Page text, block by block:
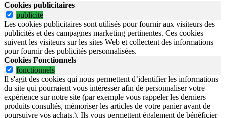
Cookies publicitaires
publicite
Les cookies publicitaires sont utilisés pour fournir aux visiteurs des
publicités et des campagnes marketing pertinentes. Ces cookies
suivent les visiteurs sur les sites Web et collectent des informations
pour fournir des publicités personnalisées.
Cookies Fonctionnels
fonctionnels
Il s'agit des cookies qui nous permettent d’identifier les informations
du site qui pourraient vous intéresser afin de personnaliser votre
expérience sur notre site (par exemple vous rappeler les derniers
produits consultés, mémoriser les articles de votre panier avant de
poursuivre vos achats.). Ils vous permettent également de bénéficier